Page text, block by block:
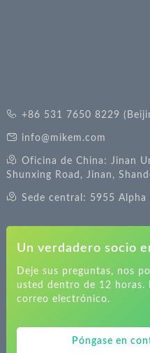
+86 531 7650 8229
info@mikem.com
Oficina de China: Jinan
Shunxing Road, Jinan,
Sede central: 5955
Un verdadero socio
Deje sus preguntas, nos
usted dentro de 12 horas.
correo electrónico.
Póngase en